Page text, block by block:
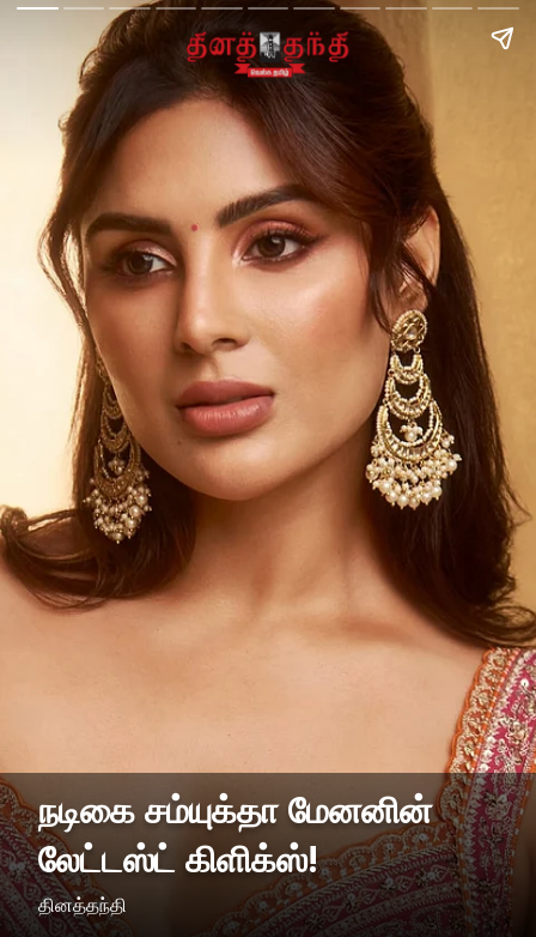
நடிகை சம்யுக்தா மேனனின்
லேட்டஸ்ட் கிளிக்ஸ்!
தினத்தந்தி